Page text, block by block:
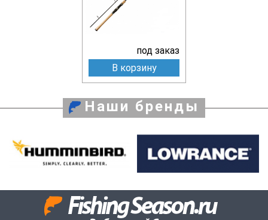
под заказ
В корзину
Наши бренды